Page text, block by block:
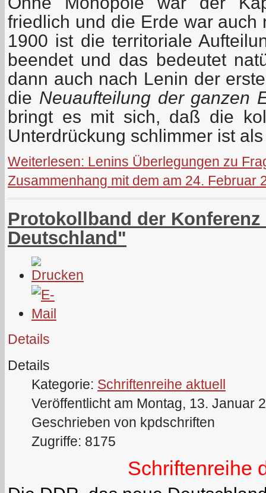
friedlich und die Erde war auch
1900 ist die territoriale
beendet und das bedeutet
dann auch nach Lenin der
die Neuaufteilung der ganzen
bringt es mit sich, daß die
Unterdrückung schlimmer ist
Weiterlesen: Lenins Überlegungen zu
Zusammenhang mit dem am 24. Februar
Protokollband der Konferenz
Deutschland"
Details
Details
Kategorie: Schriftenreihe aktuell
Veröffentlicht am Montag, 13. Januar
Geschrieben von kpdschriften
Zugriffe: 8175
Schriftenreihe